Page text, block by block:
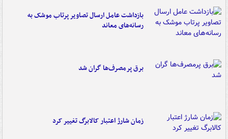
بازداشت عامل ارسال تصاویر پرتاب موشک به
رسانه‌های معاند
برق پرمصرف‌ها گران شد
زمان شارژ اعتبار کالابرگ تغییر کرد